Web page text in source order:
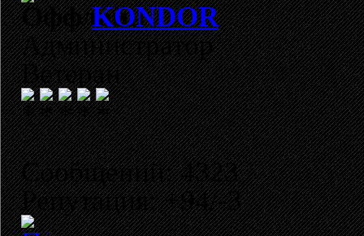
KONDOR
Администратор
Ветеран
Сообщений: 4323
Репутация: +94/-3